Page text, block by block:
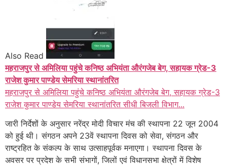
Also Read
महराजपुर से अमिलिया पहुंचे कनिष्ठ अभियंता औरंगजेब बेग, सहायक ग्रेड-3
राजेश कुमार पाण्डेय सेमरिया स्थानांतरित
महराजपुर से अमिलिया पहुंचे कनिष्ठ अभियंता औरंगजेब बेग, सहायक ग्रेड-3
राजेश कुमार पाण्डेय सेमरिया स्थानांतरित सीधी बिजली विभाग...
जारी निर्देशों के अनुसार नरेंद्र मोदी विचार मंच की स्थापना 22 जून 2004
को हुई थी। संगठन अपने 23वें स्थापना दिवस को सेवा, संगठन और
राष्ट्रहित के संकल्प के साथ उत्साहपूर्वक मनाएगा। स्थापना दिवस के
अवसर पर प्रदेश के सभी संभागों, जिलों एवं विधानसभा क्षेत्रों में विशेष